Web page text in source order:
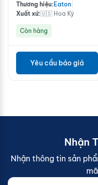
Thương hiệu: Eaton
Xuất xứ:🇺🇸 Hoa Kỳ
Còn hàng
Yêu cầu báo giá
Nhận
Nhận thông tin sản
Nhập email của bạn...
Website (do not fill)